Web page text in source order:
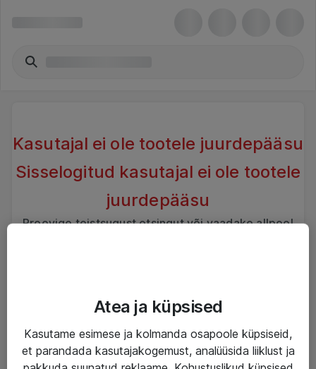
Kasutajal ei ole tootele juurdepääsu
Sisselogitud kasutajal ei ole tootele
juurdepääsu
Proovige teistsugust otsingut või vaadake allpool
Teenused
Atea ja küpsised
Kasutame esimese ja kolmanda osapoole küpsiseid,
et parandada kasutajakogemust, analüüsida liiklust ja